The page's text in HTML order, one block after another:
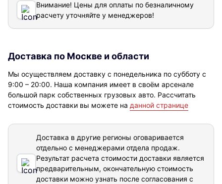
Внимание! Цены для оплаты по безналичному
расчету уточняйте у менеджеров!
Доставка по Москве и области
Мы осуществляем доставку с понедельника по субботу с
9:00 – 20:00. Наша компания имеет в своём арсенале
большой парк собственных грузовых авто. Рассчитать
стоимость доставки вы можете на данной странице
Доставка в другие регионы оговаривается
отдельно с менеджерами отдела продаж.
Результат расчета стоимости доставки является
предварительным, окончательную стоимость
доставки можно узнать после согласования с